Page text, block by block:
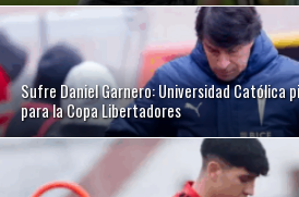
Sufre Daniel Garnero: Universidad Católica
para la Copa Libertadores